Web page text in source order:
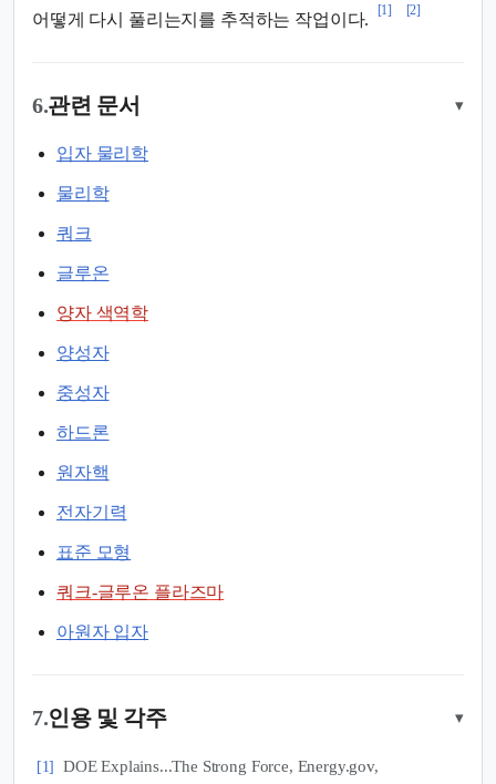
어떻게 다시 풀리는지를 추적하는 작업이다.
[1] [2]
6.관련 문서 ▾
입자 물리학
물리학
쿼크
글루온
양자 색역학
양성자
중성자
하드론
원자핵
전자기력
표준 모형
쿼크-글루온 플라즈마
아원자 입자
7.인용 및 각주 ▾
[1] DOE Explains...The Strong Force, Energy.gov,